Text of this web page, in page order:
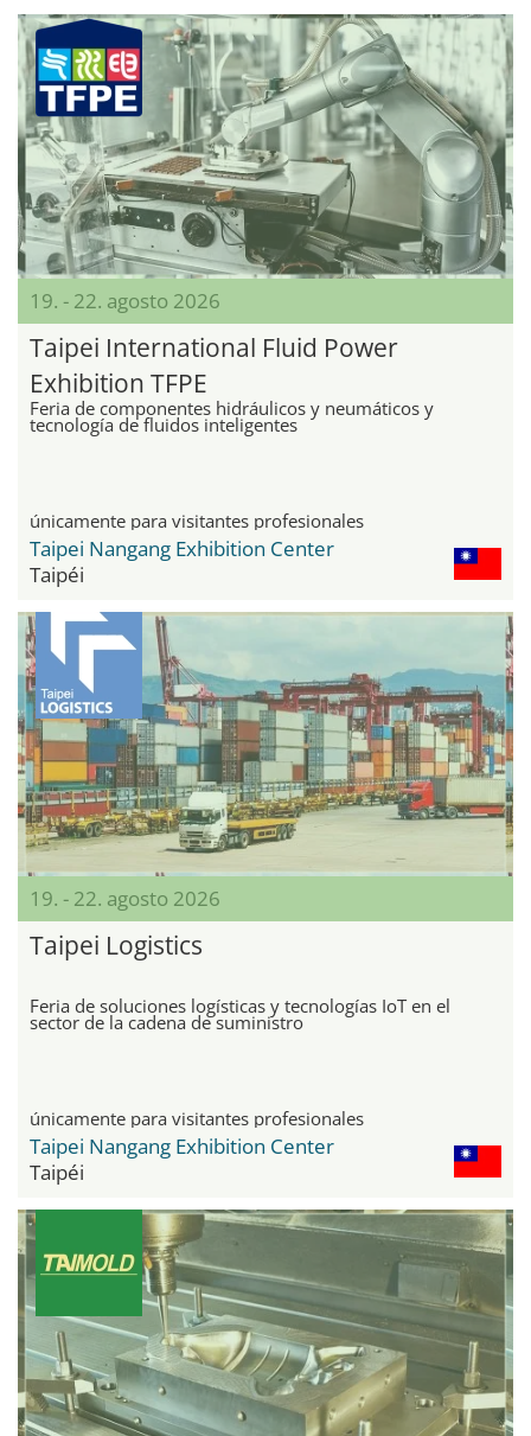
19. - 22. agosto 2026
Taipei International Fluid Power
Exhibition TFPE
Feria de componentes hidráulicos y neumáticos y
tecnología de fluidos inteligentes
únicamente para visitantes profesionales
Taipei Nangang Exhibition Center
Taipéi
19. - 22. agosto 2026
Taipei Logistics
Feria de soluciones logísticas y tecnologías IoT en el
sector de la cadena de suministro
únicamente para visitantes profesionales
Taipei Nangang Exhibition Center
Taipéi